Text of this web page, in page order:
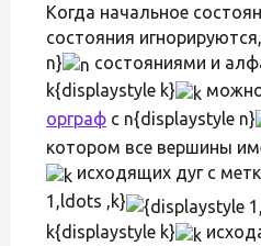
Когда начальное
состояния
n}
состояниями и
k{displaystyle k}
орграф с n{displaystyle n}
котором все вершины
исходящих дуг с
1,ldots ,k}
k{displaystyle k}